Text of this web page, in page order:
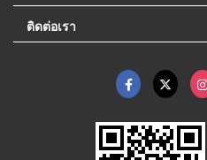
ติดต่อเรา